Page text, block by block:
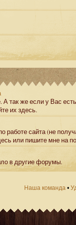
А так же если у Вас есть
их здесь.
работе сайта (не
или пишите мне на
в другие форумы.
Наша команда •